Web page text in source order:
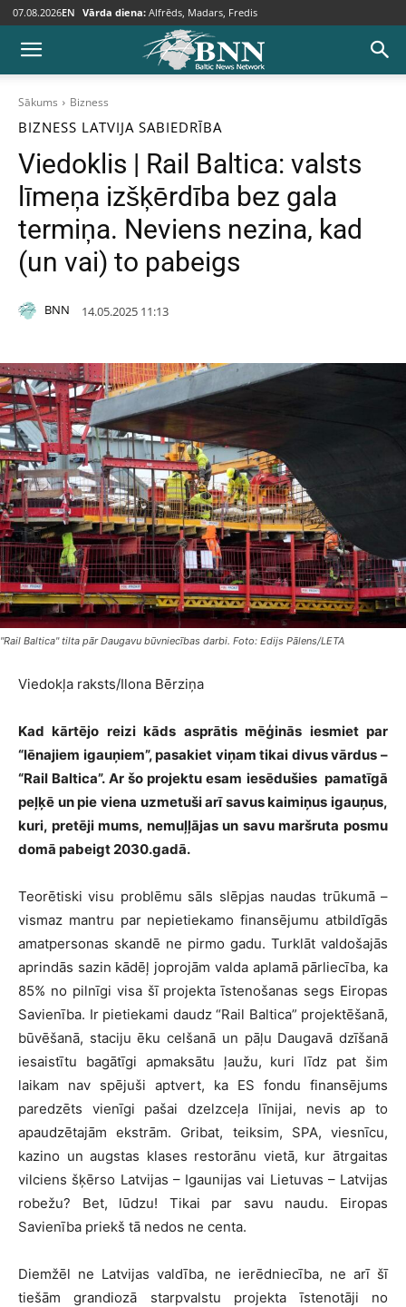
07.08.2026EN Vārda diena: Alfrēds, Madars, Fredis
Sākums Bizness
BIZNESS LATVIJA SABIEDRĪBA
Viedoklis | Rail Baltica: valsts
līmeņa izšķērdība bez gala
termiņa. Neviens nezina, kad
(un vai) to pabeigs
BNN 14.05.2025 11:13
"Rail Baltica" tilta pār Daugavu būvniecības darbi. Foto: Edijs Pālens/LETA
Viedokļa raksts/Ilona Bērziņa
Kad kārtējo reizi kāds asprātis mēģinās iesmiet par
“lēnajiem igauņiem”, pasakiet viņam tikai divus vārdus –
“Rail Baltica”. Ar šo projektu esam iesēdušies pamatīgā
peļķē un pie viena uzmetuši arī savus kaimiņus igauņus,
kuri, pretēji mums, nemuļļājas un savu maršruta posmu
domā pabeigt 2030.gadā.
Teorētiski visu problēmu sāls slēpjas naudas trūkumā –
vismaz mantru par nepietiekamo finansējumu atbildīgās
amatpersonas skandē ne pirmo gadu. Turklāt valdošajās
aprindās sazin kādēļ joprojām valda aplamā pārliecība, ka
85% no pilnīgi visa šī projekta īstenošanas segs Eiropas
Savienība. Ir pietiekami daudz “Rail Baltica” projektēšanā,
būvēšanā, staciju ēku celšanā un pāļu Daugavā dzīšanā
iesaistītu bagātīgi apmaksātu ļaužu, kuri līdz pat šim
laikam nav spējuši aptvert, ka ES fondu finansējums
paredzēts vienīgi pašai dzelzceļa līnijai, nevis ap to
apaudzētajām ekstrām. Gribat, teiksim, SPA, viesnīcu,
kazino un augstas klases restorānu vietā, kur ātrgaitas
vilciens šķērso Latvijas – Igaunijas vai Lietuvas – Latvijas
robežu? Bet, lūdzu! Tikai par savu naudu. Eiropas
Savienība priekš tā nedos ne centa.
Diemžēl ne Latvijas valdība, ne ierēdniecība, ne arī šī
tiešām grandiozā starpvalstu projekta īstenotāji no